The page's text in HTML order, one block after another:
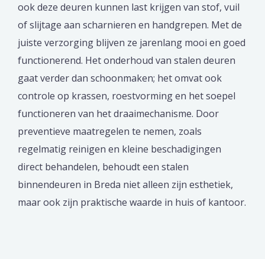
ook deze deuren kunnen last krijgen van stof, vuil
of slijtage aan scharnieren en handgrepen. Met de
juiste verzorging blijven ze jarenlang mooi en goed
functionerend. Het onderhoud van stalen deuren
gaat verder dan schoonmaken; het omvat ook
controle op krassen, roestvorming en het soepel
functioneren van het draaimechanisme. Door
preventieve maatregelen te nemen, zoals
regelmatig reinigen en kleine beschadigingen
direct behandelen, behoudt een stalen
binnendeuren in Breda niet alleen zijn esthetiek,
maar ook zijn praktische waarde in huis of kantoor.